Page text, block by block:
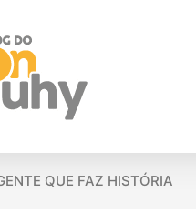
QUE FAZ HISTÓRIA